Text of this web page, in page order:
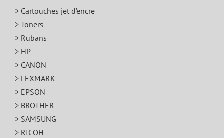
> Cartouches jet d’encre
> Toners
> Rubans
> HP
> CANON
> LEXMARK
> EPSON
> BROTHER
> SAMSUNG
> RICOH